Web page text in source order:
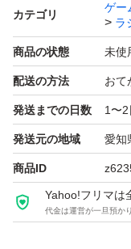
カテゴリ
ゲー
ラ
商品の状態 未使
配送の方法 おて
発送までの日数 1〜2
発送元の地域 愛知
商品ID
Yahoo!フリマは
代金は運営が一旦預か